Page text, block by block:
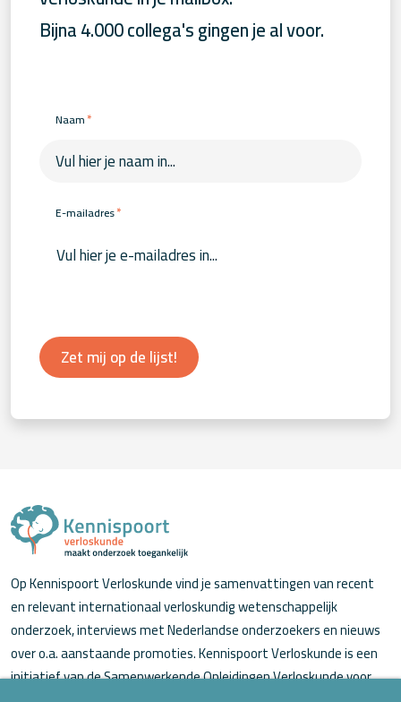
Bijna 4.000 collega's gingen je al voor.
Naam*
E-mailadres*
Zet mij op de lijst!
Op Kennispoort Verloskunde vind je samenvattingen van recent
en relevant internationaal verloskundig wetenschappelijk
onderzoek, interviews met Nederlandse onderzoekers en nieuws
over o.a. aanstaande promoties. Kennispoort Verloskunde is een
initiatief van de Samenwerkende Opleidingen Verloskunde voor